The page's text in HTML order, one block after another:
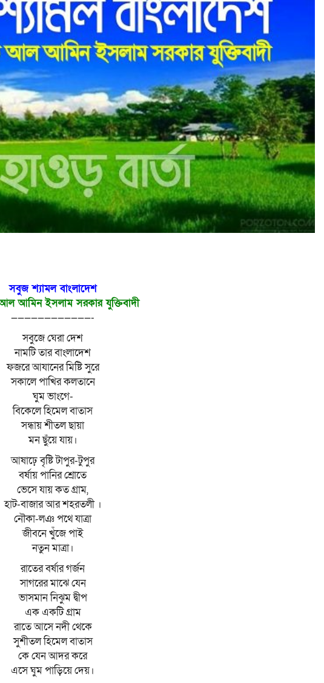
সবুজ শ্যামল বাংলাদেশ
আমিন ইসলাম সরকার যুক্তিবাদী
————————————-
সবুজে ঘেরা দেশ
নামটি তার বাংলাদেশ
ফজরে আযানের মিষ্টি সুরে
সকালে পাখির কলতানে
ঘুম ভাংগে-
বিকেলে হিমেল বাতাস
সন্ধায় শীতল ছায়া
মন ছুঁয়ে যায়।
আষাঢ়ে বৃষ্টি টাপুর-টুপুর
বর্ষায় পানির শ্রোতে
ভেসে যায় কত গ্রাম,
হাট-বাজার আর শহরতলী ।
নৌকা-লঞ পথে যাত্রা
জীবনে খুঁজে পাই
নতুন মাত্রা।
রাতের বর্ষার গর্জন
সাগরের মাঝে যেন
ভাসমান নিঝুম দ্বীপ
এক একটি গ্রাম
রাতে আসে নদী থেকে
সুশীতল হিমেল বাতাস
কে যেন আদর করে
এসে ঘুম পাড়িয়ে দেয়।